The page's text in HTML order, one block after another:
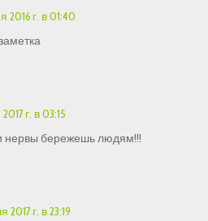
2016 г. в 01:40
г. в 03:15
нервы бережешь людям!!!
2017 г. в 23:19